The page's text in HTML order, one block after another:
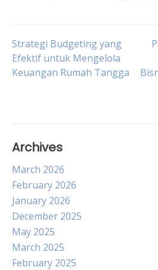
Post
navigation
Strategi Budgeting yang
Efektif untuk Mengelola
Keuangan Rumah Tangga
Archives
March 2026
February 2026
January 2026
December 2025
May 2025
March 2025
February 2025